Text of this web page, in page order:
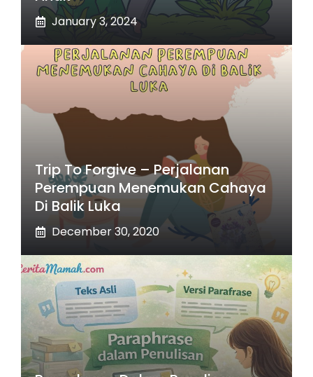
January 3, 2024
Trip To Forgive – Perjalanan
Perempuan Menemukan Cahaya
Di Balik Luka
December 30, 2020